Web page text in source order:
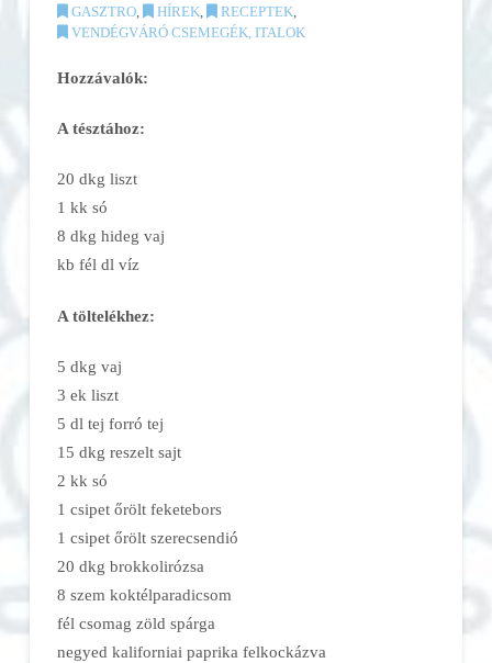
GASZTRO, HÍREK, RECEPTEK,
VENDÉGVÁRÓ CSEMEGÉK, ITALOK
Hozzávalók:
A tésztához:
20 dkg liszt
1 kk só
8 dkg hideg vaj
kb fél dl víz
A töltelékhez:
5 dkg vaj
3 ek liszt
5 dl tej forró tej
15 dkg reszelt sajt
2 kk só
1 csipet őrölt feketebors
1 csipet őrölt szerecsendió
20 dkg brokkolirózsa
8 szem koktélparadicsom
fél csomag zöld spárga
negyed kaliforniai paprika felkockázva